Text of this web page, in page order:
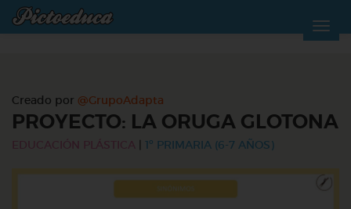
Creado por @GrupoAdapta
PROYECTO: LA ORUGA GLOTONA
EDUCACIÓN PLÁSTICA 1º PRIMARIA (6-7 AÑOS)